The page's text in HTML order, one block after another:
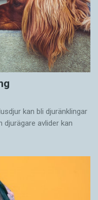
kan bli djuränklingar
djurägare avlider kan